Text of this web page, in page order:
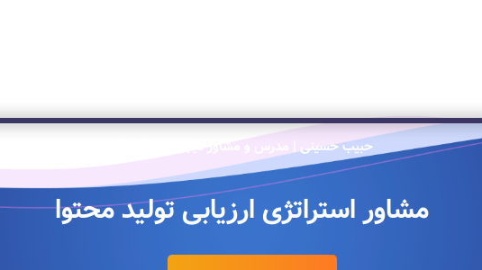
حبیب حسینی | مدرس و مشاور دیجیتال مارکتینگ
مشاور استراتژی ارزیابی تولید محتوا